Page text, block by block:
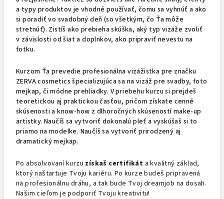
a typy produktov je vhodné používať, čomu sa vyhnúť a ako
si poradiť vo svadobný deň (so všetkým, čo Ťa môže
stretnúť). Zistíš ako prebieha skúška, aký typ vizáže zvoliť
v závislosti od šiat a doplnkov, ako pripraviť nevestu na
fotku.
Kurzom Ťa prevedie profesionálna vizážistka pre značku
ZERVA cosmetics špecializujúca sa na vizáž pre svadby, foto
mejkap, či módne prehliadky. V priebehu kurzu si prejdeš
teoretickou aj praktickou časťou, pričom získate cenné
skúsenosti a know-how z dlhoročných skúseností make-up
artistky. Naučíš sa vytvoriť dokonalú pleť a vyskúšaš si to
priamo na modelke. Naučíš sa vytvoriť prirodzený aj
dramatický mejkap.
Po absolvovaní kurzu získaš certifikát a kvalitný základ,
ktorý naštartuje Tvoju kariéru. Po kurze budeš pripravená
na profesionálnu dráhu, a tak bude Tvoj dreamjob na dosah.
Našim cieľom je podporiť Tvoju kreativitu!